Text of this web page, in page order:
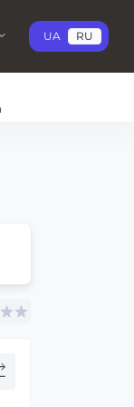
UA RU